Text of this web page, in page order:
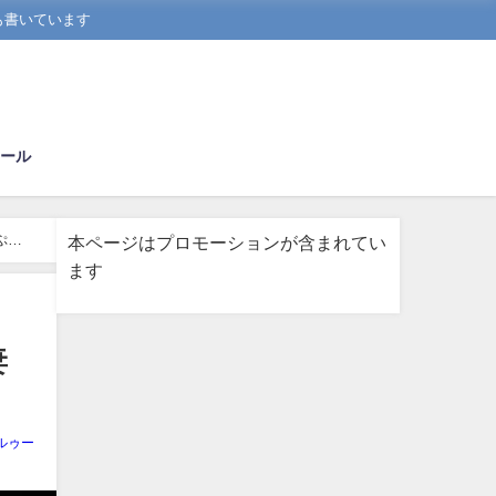
いています
ル
ゥー
本ページはプロモーションが含まれてい
ます